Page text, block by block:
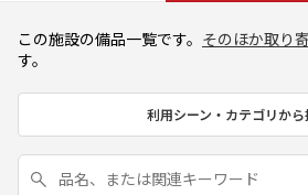
この施設の備品一覧です。 そのほか取り
す。
利用シーン・カテゴリから